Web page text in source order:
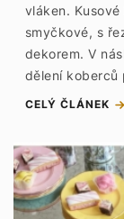
vláken.
smyčkové, s
dekorem. V
dělení koberců
CELÝ ČLÁNEK